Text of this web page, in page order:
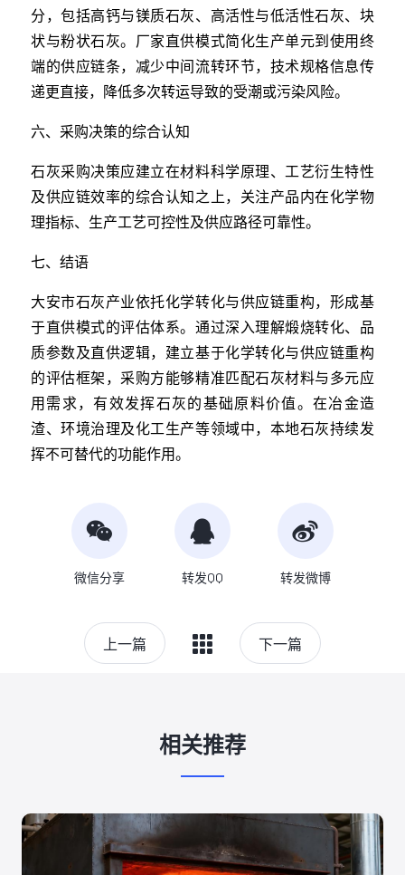
分，包括高钙与镁质石灰、高活性与低活性石灰、块
状与粉状石灰。厂家直供模式简化生产单元到使用终
端的供应链条，减少中间流转环节，技术规格信息传
递更直接，降低多次转运导致的受潮或污染风险。
六、采购决策的综合认知
石灰采购决策应建立在材料科学原理、工艺衍生特性
及供应链效率的综合认知之上，关注产品内在化学物
理指标、生产工艺可控性及供应路径可靠性。
七、结语
大安市石灰产业依托化学转化与供应链重构，形成基
于直供模式的评估体系。通过深入理解煅烧转化、品
质参数及直供逻辑，建立基于化学转化与供应链重构
的评估框架，采购方能够精准匹配石灰材料与多元应
用需求，有效发挥石灰的基础原料价值。在冶金造
渣、环境治理及化工生产等领域中，本地石灰持续发
挥不可替代的功能作用。
微信分享 转发QQ 转发微博
上一篇 下一篇
相关推荐